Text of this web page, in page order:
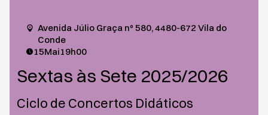
Avenida Júlio Graça nº 580, 4480-672 Vila do
Conde
15Mai19h00
Sextas às Sete 2025/2026
Ciclo de Concertos Didáticos